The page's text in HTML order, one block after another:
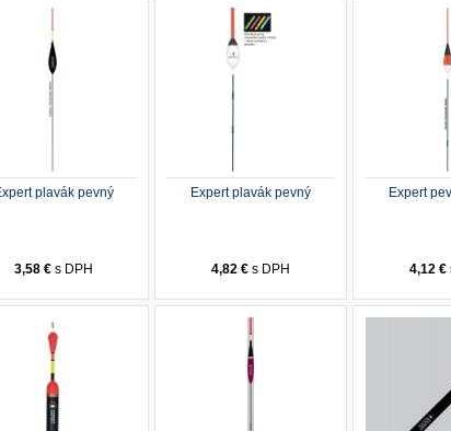
plavák pevný
3,58 € s DPH
Expert plavák pevný
4,82 € s DPH
Expert
4,12 €